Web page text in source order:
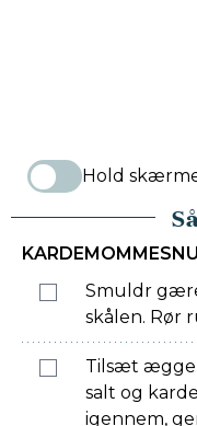
Hold
Smuldr
skålen. Rør
Tilsæt
salt og
igennem,